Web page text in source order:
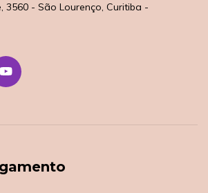
3560 - São Lourenço, Curitiba -